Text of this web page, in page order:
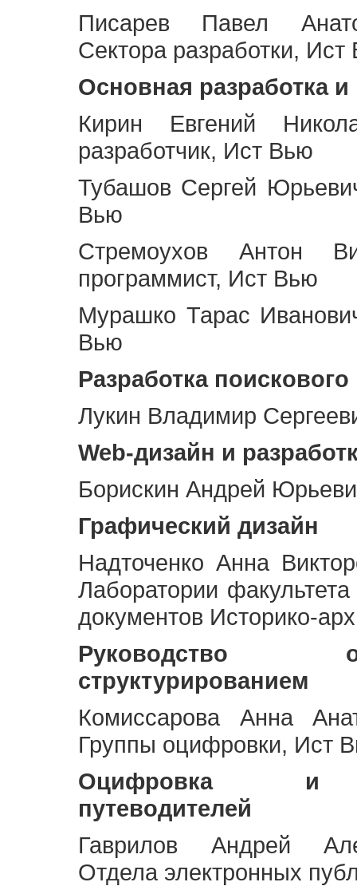
Писарев Павел
Сектора разработки,
Основная разработка
Кирин Евгений
разработчик, Ист Вью
Тубашов Сергей
Вью
Стремоухов Антон
программист, Ист Вью
Мурашко Тарас
Вью
Разработка
Лукин Владимир
Web-дизайн и
Борискин Андрей
Графический дизайн
Надточенко Анна
Лаборатории
документов Историко-
Руководство
структурированием
Комиссарова Анна
Группы оцифровки, Ист
Оцифровка и
путеводителей
Гаврилов Андрей
Отдела электронных